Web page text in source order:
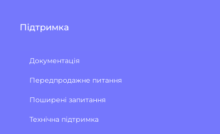
Підтримка
Документація
Передпродажне питання
Поширені запитання
Технічна підтримка